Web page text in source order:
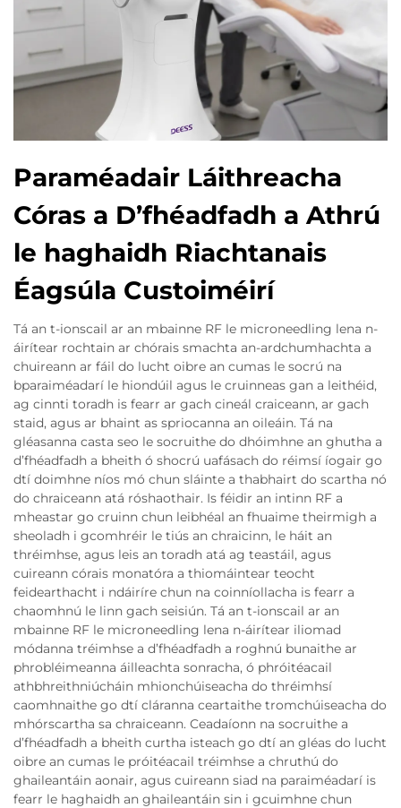
Paraméadair Láithreacha
Córas a D’fhéadfadh a Athrú
le haghaidh Riachtanais
Éagsúla Custoiméirí
Tá an t-ionscail ar an mbainne RF le microneedling lena n-
áirítear rochtain ar chórais smachta an-ardchumhachta a
chuireann ar fáil do lucht oibre an cumas le socrú na
bparaiméadarí le hiondúil agus le cruinneas gan a leithéid,
ag cinnti toradh is fearr ar gach cineál craiceann, ar gach
staid, agus ar bhaint as spriocanna an oileáin. Tá na
gléasanna casta seo le socruithe do dhóimhne an ghutha a
d’fhéadfadh a bheith ó shocrú uafásach do réimsí íogair go
dtí doimhne níos mó chun sláinte a thabhairt do scartha nó
do chraiceann atá róshaothair. Is féidir an intinn RF a
mheastar go cruinn chun leibhéal an fhuaime theirmigh a
sheoladh i gcomhréir le tiús an chraicinn, le háit an
thréimhse, agus leis an toradh atá ag teastáil, agus
cuireann córais monatóra a thiomáintear teocht
feidearthacht i ndáiríre chun na coinníollacha is fearr a
chaomhnú le linn gach seisiún. Tá an t-ionscail ar an
mbainne RF le microneedling lena n-áirítear iliomad
módanna tréimhse a d’fhéadfadh a roghnú bunaithe ar
phrobléimeanna áilleachta sonracha, ó phróitéacail
athbhreithniúcháin mhionchúiseacha do thréimhsí
caomhnaithe go dtí cláranna ceartaithe tromchúiseacha do
mhórscartha sa chraiceann. Ceadaíonn na socruithe a
d’fhéadfadh a bheith curtha isteach go dtí an gléas do lucht
oibre an cumas le próitéacail tréimhse a chruthú do
ghaileantáin aonair, agus cuireann siad na paraiméadarí is
fearr le haghaidh an ghaileantáin sin i gcuimhne chun